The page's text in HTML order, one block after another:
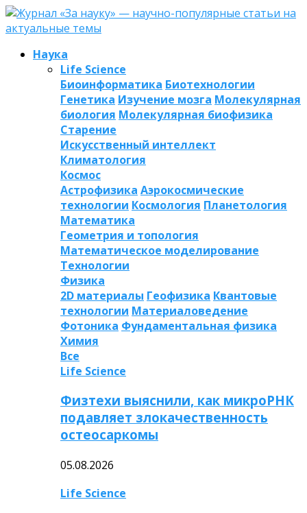
Наука
Life Science
Биоинформатика Биотехнологии
Генетика Изучение мозга Молекулярная
биология Молекулярная биофизика
Старение
Искусственный интеллект
Климатология
Космос
Астрофизика Аэрокосмические
технологии Космология Планетология
Математика
Геометрия и топология
Математическое моделирование
Технологии
Физика
2D материалы Геофизика Квантовые
технологии Материаловедение
Фотоника Фундаментальная физика
Химия
Все
Life Science
Физтехи выяснили, как микроРНК
подавляет злокачественность
остеосаркомы
05.08.2026
Life Science